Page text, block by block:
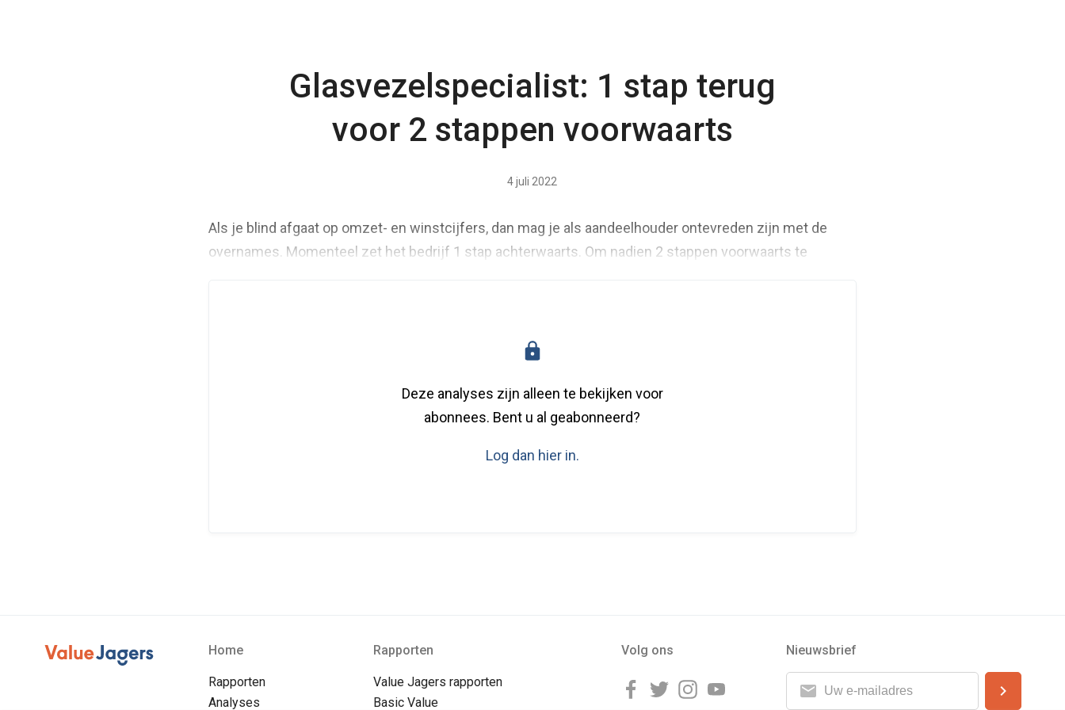
Glasvezelspecialist: 1 stap terug
voor 2 stappen voorwaarts
4 juli 2022
Als je blind afgaat op omzet- en winstcijfers, dan mag je als aandeelhouder ontevreden zijn met de
overnames. Momenteel zet het bedrijf 1 stap achterwaarts. Om nadien 2 stappen voorwaarts te
Deze analyses zijn alleen te bekijken voor
abonnees. Bent u al geabonneerd?
Log dan hier in.
Home
Rapporten
Analyses
Rapporten
Value Jagers rapporten
Basic Value
Volg ons Nieuwsbrief